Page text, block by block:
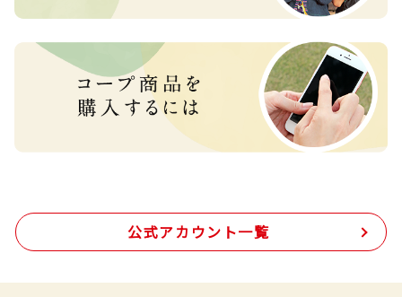
公式アカウント一覧